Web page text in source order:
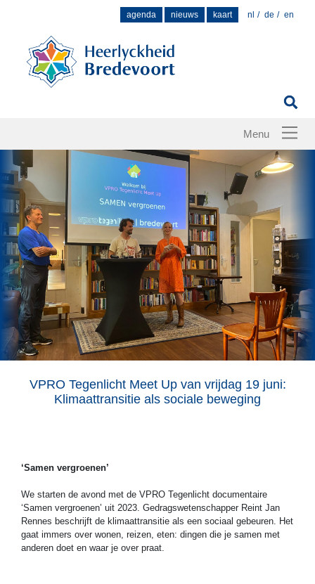
agenda nieuws kaart nl de en
VPRO Tegenlicht Meet Up van vrijdag 19 juni:
Klimaattransitie als sociale beweging
‘Samen vergroenen’
We starten de avond met de VPRO Tegenlicht documentaire
‘Samen vergroenen’ uit 2023. Gedragswetenschapper Reint Jan
Rennes beschrijft de klimaattransitie als een sociaal gebeuren. Het
gaat immers over wonen, reizen, eten: dingen die je samen met
anderen doet en waar je over praat.